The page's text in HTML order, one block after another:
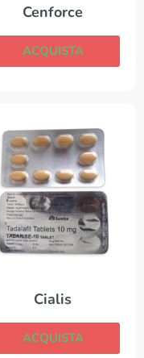
Cenforce
ACQUISTA
Cialis
ACQUISTA